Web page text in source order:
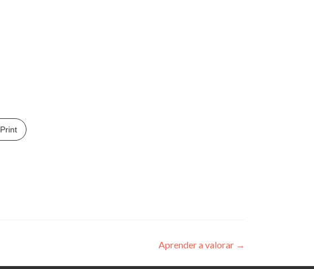
Print
Aprender a valorar →